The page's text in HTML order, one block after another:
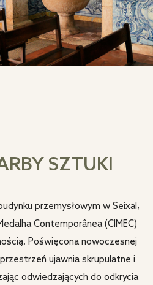
SZTUKI
przemysłowym w Seixal,
Contemporânea (CIMEC)
Poświęcona nowoczesnej
ujawnia skrupulatne i
odwiedzających do odkrycia